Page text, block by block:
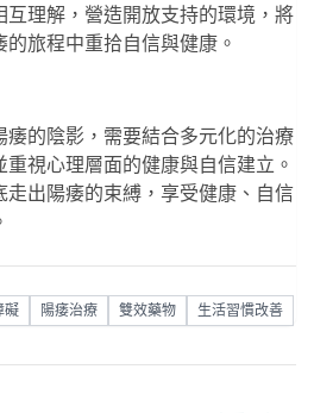
互理解，營造開放支持的環境，將
旅程中重拾自信與健康。
痿的陰影，需要結合多元化的治療
視心理層面的健康與自信建立。
走出陽痿的束縛，享受健康、自信
礙 陽痿治療 雙效藥物 生活習慣改善